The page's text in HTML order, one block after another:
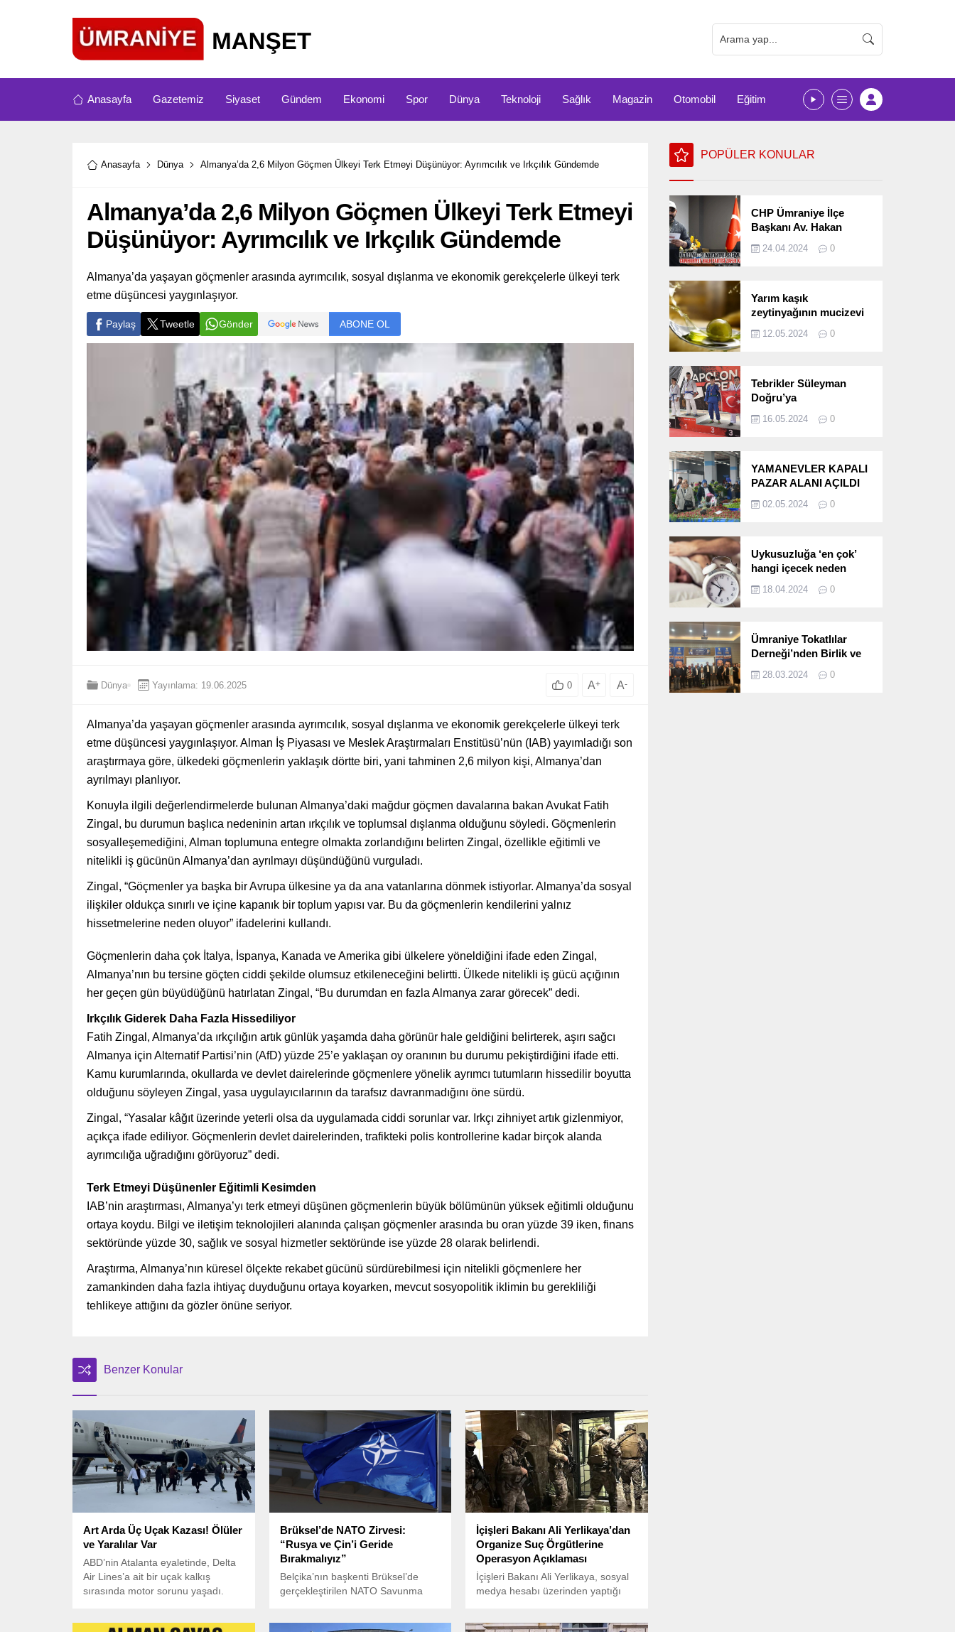
Anasayfa Gazetemiz Siyaset Gündem Ekonomi Spor Dünya Teknoloji Sağlık Magazin Otomobil Eğitim
Anasayfa Dünya Almanya’da 2,6 Milyon Göçmen Ülkeyi Terk Etmeyi Düşünüyor: Ayrımcılık ve Irkçılık Gündemde
Almanya’da 2,6 Milyon Göçmen Ülkeyi Terk Etmeyi
Düşünüyor: Ayrımcılık ve Irkçılık Gündemde
Almanya’da yaşayan göçmenler arasında ayrımcılık, sosyal dışlanma ve ekonomik gerekçelerle ülkeyi terk
etme düşüncesi yaygınlaşıyor.
Paylaş Tweetle Gönder ABONE OL
Dünya Yayınlama: 19.06.2025 0 A+ A-
Almanya’da yaşayan göçmenler arasında ayrımcılık, sosyal dışlanma ve ekonomik gerekçelerle ülkeyi terk
etme düşüncesi yaygınlaşıyor. Alman İş Piyasası ve Meslek Araştırmaları Enstitüsü’nün (IAB) yayımladığı son
araştırmaya göre, ülkedeki göçmenlerin yaklaşık dörtte biri, yani tahminen 2,6 milyon kişi, Almanya’dan
ayrılmayı planlıyor.
Konuyla ilgili değerlendirmelerde bulunan Almanya’daki mağdur göçmen davalarına bakan Avukat Fatih
Zingal, bu durumun başlıca nedeninin artan ırkçılık ve toplumsal dışlanma olduğunu söyledi. Göçmenlerin
sosyalleşemediğini, Alman toplumuna entegre olmakta zorlandığını belirten Zingal, özellikle eğitimli ve
nitelikli iş gücünün Almanya’dan ayrılmayı düşündüğünü vurguladı.
Zingal, “Göçmenler ya başka bir Avrupa ülkesine ya da ana vatanlarına dönmek istiyorlar. Almanya’da sosyal
ilişkiler oldukça sınırlı ve içine kapanık bir toplum yapısı var. Bu da göçmenlerin kendilerini yalnız
hissetmelerine neden oluyor” ifadelerini kullandı.
Göçmenlerin daha çok İtalya, İspanya, Kanada ve Amerika gibi ülkelere yöneldiğini ifade eden Zingal,
Almanya’nın bu tersine göçten ciddi şekilde olumsuz etkileneceğini belirtti. Ülkede nitelikli iş gücü açığının
her geçen gün büyüdüğünü hatırlatan Zingal, “Bu durumdan en fazla Almanya zarar görecek” dedi.
Irkçılık Giderek Daha Fazla Hissediliyor
Fatih Zingal, Almanya’da ırkçılığın artık günlük yaşamda daha görünür hale geldiğini belirterek, aşırı sağcı
Almanya için Alternatif Partisi’nin (AfD) yüzde 25’e yaklaşan oy oranının bu durumu pekiştirdiğini ifade etti.
Kamu kurumlarında, okullarda ve devlet dairelerinde göçmenlere yönelik ayrımcı tutumların hissedilir boyutta
olduğunu söyleyen Zingal, yasa uygulayıcılarının da tarafsız davranmadığını öne sürdü.
Zingal, “Yasalar kâğıt üzerinde yeterli olsa da uygulamada ciddi sorunlar var. Irkçı zihniyet artık gizlenmiyor,
açıkça ifade ediliyor. Göçmenlerin devlet dairelerinden, trafikteki polis kontrollerine kadar birçok alanda
ayrımcılığa uğradığını görüyoruz” dedi.
Terk Etmeyi Düşünenler Eğitimli Kesimden
IAB’nin araştırması, Almanya’yı terk etmeyi düşünen göçmenlerin büyük bölümünün yüksek eğitimli olduğunu
ortaya koydu. Bilgi ve iletişim teknolojileri alanında çalışan göçmenler arasında bu oran yüzde 39 iken, finans
sektöründe yüzde 30, sağlık ve sosyal hizmetler sektöründe ise yüzde 28 olarak belirlendi.
Araştırma, Almanya’nın küresel ölçekte rekabet gücünü sürdürebilmesi için nitelikli göçmenlere her
zamankinden daha fazla ihtiyaç duyduğunu ortaya koyarken, mevcut sosyopolitik iklimin bu gerekliliği
tehlikeye attığını da gözler önüne seriyor.
Benzer Konular
Art Arda Üç Uçak Kazası! Ölüler
ve Yaralılar Var
ABD’nin Atalanta eyaletinde, Delta
Air Lines’a ait bir uçak kalkış
sırasında motor sorunu yaşadı.
Brüksel’de NATO Zirvesi:
“Rusya ve Çin’i Geride
Bırakmalıyız”
Belçika’nın başkenti Brüksel’de
gerçekleştirilen NATO Savunma
İçişleri Bakanı Ali Yerlikaya’dan
Organize Suç Örgütlerine
Operasyon Açıklaması
İçişleri Bakanı Ali Yerlikaya, sosyal
medya hesabı üzerinden yaptığı
POPÜLER KONULAR
CHP Ümraniye İlçe
Başkanı Av. Hakan
Seçimlerini
24.04.2024 0
Yarım kaşık
zeytinyağının mucizevi
12.05.2024 0
Tebrikler Süleyman
Doğru’ya
16.05.2024 0
YAMANEVLER KAPALI
PAZAR ALANI AÇILDI
02.05.2024 0
Uykusuzluğa ‘en çok’
hangi içecek neden
18.04.2024 0
Ümraniye Tokatlılar
Derneği’nden Birlik ve
Programı
28.03.2024 0